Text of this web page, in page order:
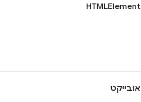
HTMLElement
אובייקט